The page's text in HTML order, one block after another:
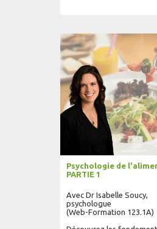
AJOUTER AU PANIER
Psychologie de
PARTIE 1
Avec Dr Isabelle Soucy,
psychologue
(Web-Formation 123.1A)